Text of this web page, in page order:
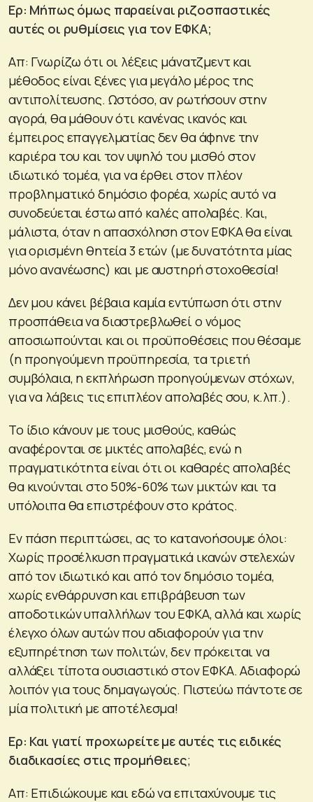
Ερ: Μήπως όμως παραείναι ριζοσπαστικές
αυτές οι ρυθμίσεις για τον ΕΦΚΑ;
Απ: Γνωρίζω ότι οι λέξεις μάνατζμεντ και
μέθοδος είναι ξένες για μεγάλο μέρος της
αντιπολίτευσης. Ωστόσο, αν ρωτήσουν στην
αγορά, θα μάθουν ότι κανένας ικανός και
έμπειρος επαγγελματίας δεν θα άφηνε την
καριέρα του και τον υψηλό του μισθό στον
ιδιωτικό τομέα, για να έρθει στον πλέον
προβληματικό δημόσιο φορέα, χωρίς αυτό να
συνοδεύεται έστω από καλές απολαβές. Και,
μάλιστα, όταν η απασχόληση στον ΕΦΚΑ θα είναι
για ορισμένη θητεία 3 ετών (με δυνατότητα μίας
μόνο ανανέωσης) και με αυστηρή στοχοθεσία!
Δεν μου κάνει βέβαια καμία εντύπωση ότι στην
προσπάθεια να διαστρεβλωθεί ο νόμος
αποσιωπούνται και οι προϋποθέσεις που θέσαμε
(η προηγούμενη προϋπηρεσία, τα τριετή
συμβόλαια, η εκπλήρωση προηγούμενων στόχων,
για να λάβεις τις επιπλέον απολαβές σου, κ.λπ.).
Το ίδιο κάνουν με τους μισθούς, καθώς
αναφέρονται σε μικτές απολαβές, ενώ η
πραγματικότητα είναι ότι οι καθαρές απολαβές
θα κινούνται στο 50%-60% των μικτών και τα
υπόλοιπα θα επιστρέφουν στο κράτος.
Εν πάση περιπτώσει, ας το κατανοήσουμε όλοι:
Χωρίς προσέλκυση πραγματικά ικανών στελεχών
από τον ιδιωτικό και από τον δημόσιο τομέα,
χωρίς ενθάρρυνση και επιβράβευση των
αποδοτικών υπαλλήλων του ΕΦΚΑ, αλλά και χωρίς
έλεγχο όλων αυτών που αδιαφορούν για την
εξυπηρέτηση των πολιτών, δεν πρόκειται να
αλλάξει τίποτα ουσιαστικό στον ΕΦΚΑ. Αδιαφορώ
λοιπόν για τους δημαγωγούς. Πιστεύω πάντοτε σε
μία πολιτική με αποτέλεσμα!
Ερ: Και γιατί προχωρείτε με αυτές τις ειδικές
διαδικασίες στις προμήθειες;
Απ: Επιδιώκουμε και εδώ να επιταχύνουμε τις